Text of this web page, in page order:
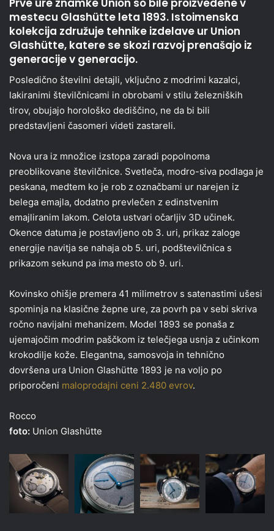
Prve ure znamke Union so bile proizvedene v
mestecu Glashütte leta 1893. Istoimenska
kolekcija združuje tehnike izdelave ur Union
Glashütte, katere se skozi razvoj prenašajo iz
generacije v generacijo.
Posledično številni detajli, vključno z modrimi kazalci,
lakiranimi številčnicami in obrobami v stilu železniških
tirov, obujajo horološko dediščino, ne da bi bili
predstavljeni časomeri videti zastareli.
Nova ura iz množice izstopa zaradi popolnoma
preoblikovane številčnice. Svetleča, modro-siva podlaga je
peskana, medtem ko je rob z označbami ur narejen iz
belega emajla, dodatno prevlečen z edinstvenim
emajliranim lakom. Celota ustvari očarljiv 3D učinek.
Okence datuma je postavljeno ob 3. uri, prikaz zaloge
energije navitja se nahaja ob 5. uri, podštevilčnica s
prikazom sekund pa ima mesto ob 9. uri.
Kovinsko ohišje premera 41 milimetrov s satenastimi ušesi
spominja na klasične žepne ure, za povrh pa v sebi skriva
ročno navijalni mehanizem. Model 1893 se ponaša z
ujemajočim modrim paščkom iz telečjega usnja z učinkom
krokodilje kože. Elegantna, samosvoja in tehnično
dovršena ura Union Glashütte 1893 je na voljo po
priporočeni maloprodajni ceni 2.480 evrov.
Rocco
foto: Union Glashütte